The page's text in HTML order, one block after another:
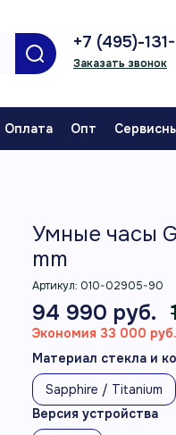
+7 (495)-
Заказать звонок
Оплата Опт
Умные часы
mm
Артикул: 010-02905-90
94 990 руб.
Экономия 33 000 руб.
Материал стекла и
Sapphire / Titanium
Версия устройства